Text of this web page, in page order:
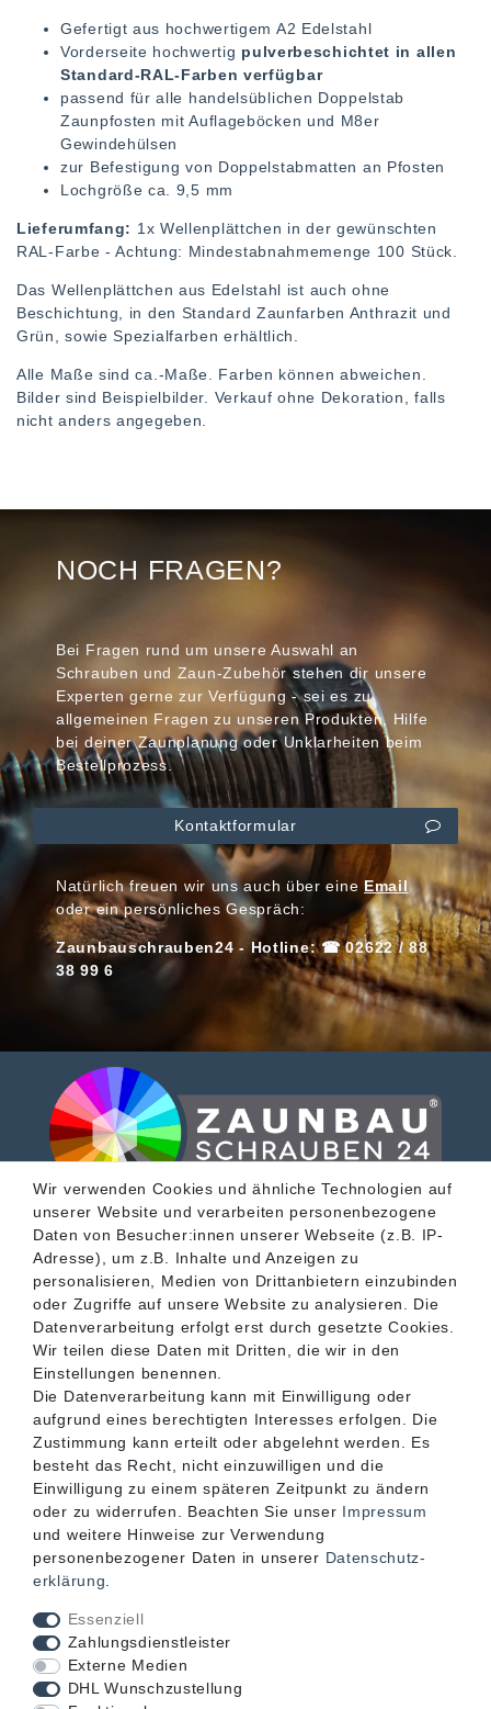
Gefertigt aus hochwertigem A2 Edelstahl
Vorderseite hochwertig pulverbeschichtet in allen
Standard-RAL-Farben verfügbar
passend für alle handelsüblichen Doppelstab
Zaunpfosten mit Auflageböcken und M8er
Gewindehülsen
zur Befestigung von Doppelstabmatten an Pfosten
Lochgröße ca. 9,5 mm
Lieferumfang: 1x Wellenplättchen in der gewünschten
RAL-Farbe - Achtung: Mindestabnahmemenge 100 Stück.
Das Wellenplättchen aus Edelstahl ist auch ohne
Beschichtung, in den Standard Zaunfarben Anthrazit und
Grün, sowie Spezialfarben erhältlich.
Alle Maße sind ca.-Maße. Farben können abweichen.
Bilder sind Beispielbilder. Verkauf ohne Dekoration, falls
nicht anders angegeben.
NOCH FRAGEN?
Bei Fragen rund um unsere Auswahl an
Schrauben und Zaun-Zubehör stehen dir unsere
Experten gerne zur Verfügung - sei es zu
allgemeinen Fragen zu unseren Produkten, Hilfe
bei deiner Zaunplanung oder Unklarheiten beim
Bestellprozess.
Kontaktformular
Natürlich freuen wir uns auch über eineEmail
oder ein persönliches Gespräch:
Zaunbauschrauben24 - Hotline: ☎ 02622 / 88
38 99 6
SERVICE
INFORMATIONEN
KONTAKT
Wir verwenden Cookies und ähnliche Technologien auf
unserer Website und verarbeiten personenbezogene
Daten von Besucher:innen unserer Webseite (z.B. IP-
Adresse), um z.B. Inhalte und Anzeigen zu
personalisieren, Medien von Drittanbietern einzubinden
oder Zugriffe auf unsere Website zu analysieren. Die
Datenverarbeitung erfolgt erst durch gesetzte Cookies.
Wir teilen diese Daten mit Dritten, die wir in den
Einstellungen benennen.
Die Datenverarbeitung kann mit Einwilligung oder
aufgrund eines berechtigten Interesses erfolgen. Die
Zustimmung kann erteilt oder abgelehnt werden. Es
besteht das Recht, nicht einzuwilligen und die
Einwilligung zu einem späteren Zeitpunkt zu ändern
oder zu widerrufen. Beachten Sie unser Impressum
und weitere Hinweise zur Verwendung
personenbezogener Daten in unserer Daten­schutz­
erklärung
Essenziell
Zahlungsdienstleister
Externe Medien
DHL Wunschzustellung